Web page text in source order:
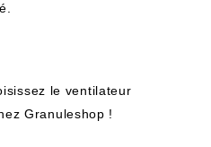
le ventilateur
Granuleshop !